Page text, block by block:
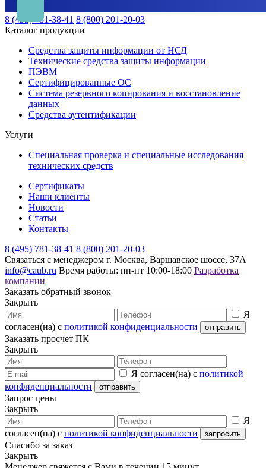
8 (495) 781-38-41 8 (800) 201-20-03
Каталог продукции
Средства защиты информации от НСД
Технические средства защиты информации
ПЭВМ
Сертифицированные ОС
Система резервного копирования и восстановление
данных
Средства аутентификации
Услуги
Специальная проверка и специальные исследования
технических средств
Сертификаты
Наши клиенты
Новости
Статьи
Контакты
8 (495) 781-38-41 8 (800) 201-20-03
Связаться с менеджером г. Москва, Варшавское шоссе, 37А
info@caub.ru Время работы: пн-пт 10:00-18:00 Разработка
компании
Заказать обратный звонок
Закрыть
Я
согласен(на) с политикой конфиденциальности
Заказать просчет ПК
Закрыть
Я согласен(на) с политикой
конфиденциальности
Запрос цены
Закрыть
Я
согласен(на) с политикой конфиденциальности
Спасибо за заказ
Закрыть